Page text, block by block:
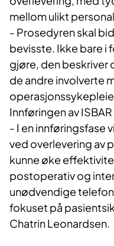
mellom ulikt
- Prosedyren skal
bevisste. Ikke bare i
gjøre, den beskriver
de andre involverte
Innføringen av
- I en innføringsfase
ved overlevering av
kunne øke
postoperativ og
unødvendige
fokuset på
Chatrin Leonardsen.